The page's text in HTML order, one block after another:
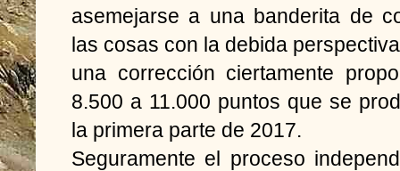
asemejarse a una banderita de
las cosas con la debida
una corrección ciertamente
8.500 a 11.000 puntos que se
la primera parte de 2017.
Seguramente el proceso